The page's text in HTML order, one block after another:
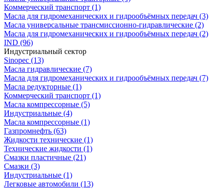
Коммерческий транспорт (1)
Масла для гидромеханических и гидрообъёмных передач (3)
Масла универсальные трансмиссионно-гидравлические (2)
Масла для гидромеханических и гидрообъёмных передач (2)
IND (96)
Индустриальный сектор
Sinopec (13)
Масла гидравлические (7)
Масла для гидромеханических и гидрообъёмных передач (7)
Масла редукторные (1)
Коммерческий транспорт (1)
Масла компрессорные (5)
Индустриальные (4)
Масла компрессорные (1)
Газпромнефть (63)
Жидкости технические (1)
Технические жидкости (1)
Смазки пластичные (21)
Смазки (3)
Индустриальные (1)
Легковые автомобили (13)